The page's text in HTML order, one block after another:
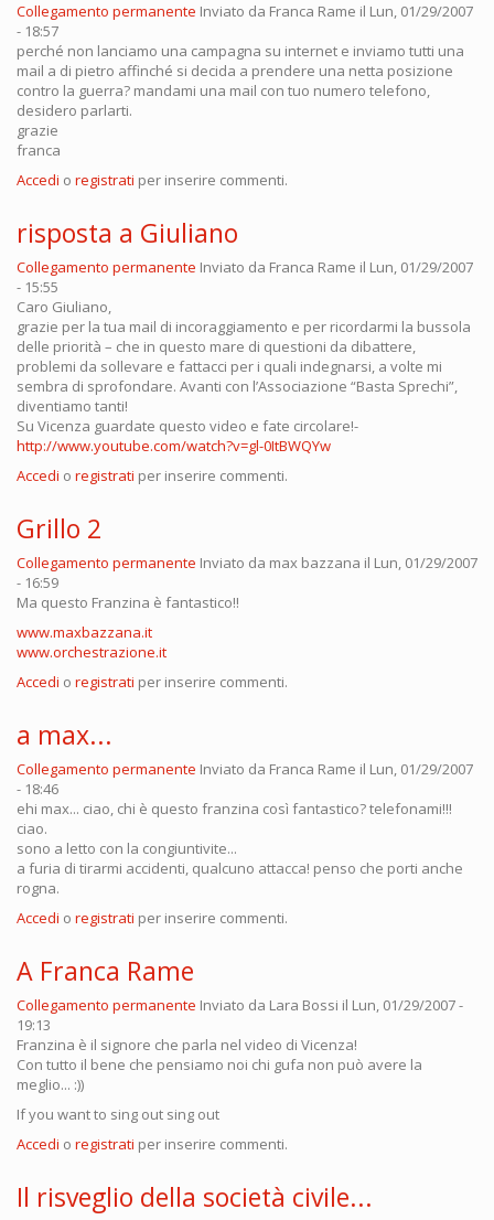
Collegamento permanente Inviato da Franca Rame il Lun, 01/29/2007
- 18:57
perché non lanciamo una campagna su internet e inviamo tutti una
mail a di pietro affinché si decida a prendere una netta posizione
contro la guerra? mandami una mail con tuo numero telefono,
desidero parlarti.
grazie
franca
Accedi o registrati per inserire commenti.
risposta a Giuliano
Collegamento permanente Inviato da Franca Rame il Lun, 01/29/2007
- 15:55
Caro Giuliano,
grazie per la tua mail di incoraggiamento e per ricordarmi la bussola
delle priorità – che in questo mare di questioni da dibattere,
problemi da sollevare e fattacci per i quali indegnarsi, a volte mi
sembra di sprofondare. Avanti con l’Associazione “Basta Sprechi”,
diventiamo tanti!
Su Vicenza guardate questo video e fate circolare!-
http://www.youtube.com/watch?v=gl-0ItBWQYw
Accedi o registrati per inserire commenti.
Grillo 2
Collegamento permanente Inviato da max bazzana il Lun, 01/29/2007
- 16:59
Ma questo Franzina è fantastico!!
www.maxbazzana.it
www.orchestrazione.it
Accedi o registrati per inserire commenti.
a max...
Collegamento permanente Inviato da Franca Rame il Lun, 01/29/2007
- 18:46
ehi max... ciao, chi è questo franzina così fantastico? telefonami!!!
ciao.
sono a letto con la congiuntivite...
a furia di tirarmi accidenti, qualcuno attacca! penso che porti anche
rogna.
Accedi o registrati per inserire commenti.
A Franca Rame
Collegamento permanente Inviato da Lara Bossi il Lun, 01/29/2007 -
19:13
Franzina è il signore che parla nel video di Vicenza!
Con tutto il bene che pensiamo noi chi gufa non può avere la
meglio... :))
If you want to sing out sing out
Accedi o registrati per inserire commenti.
Il risveglio della società civile...